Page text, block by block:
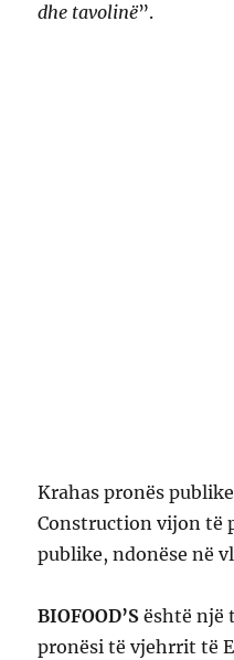
dhe tavolinë”.
Krahas pronës
Construction vijon të
publike, ndonëse në
BIOFOOD’S është një
pronësi të vjehrrit të